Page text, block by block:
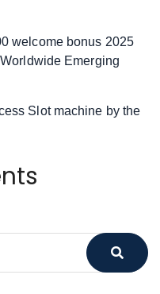
welcome bonus 2025
Emerging
Slot machine by the